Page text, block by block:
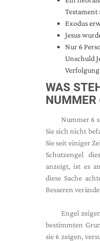
Testament
Exodus
Jesus
Nur 6
Unschuld
WAS
NUMMER
Nummer 6
Sie sich nicht
Sie seit einiger
Schutzengel
anzeigt, ist es
diese Sache
Besseren
Engel
bestimmten
sie 6 zeigen,